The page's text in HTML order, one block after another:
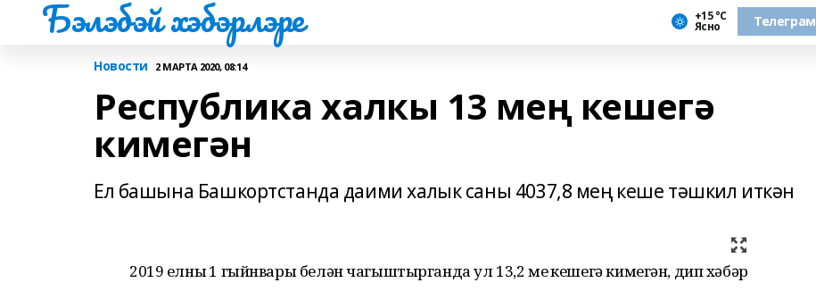
Бэлэбэй хэбэрлэре +15 °С
Ясно Телеграм
Новости 2 МАРТА 2020, 08:14
Республика халкы 13 мең кешегә
кимегән
Ел башына Башкортстанда даими халык саны 4037,8 мең кеше тәшкил иткән
2019 елның 1 гыйнвары белән чагыштырганда ул 13,2 мең кешегә кимегән, дип хәбәр